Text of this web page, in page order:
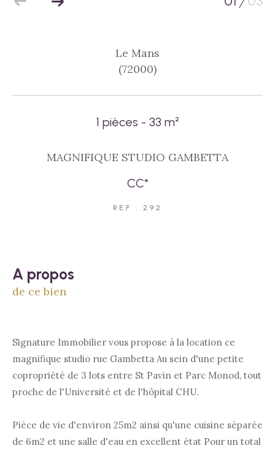
/
Le Mans
(72000)
1 pièces - 33 m²
MAGNIFIQUE STUDIO GAMBETTA
CC*
REF : 292
a propos
de ce bien
Signature Immobilier vous propose à la location ce
magnifique studio rue Gambetta Au sein d'une petite
copropriété de 3 lots entre St Pavin et Parc Monod, tout
proche de l'Université et de l'hôpital CHU.
Pièce de vie d'environ 25m2 ainsi qu'une cuisine séparée
de 6m2 et une salle d'eau en excellent état Pour un total